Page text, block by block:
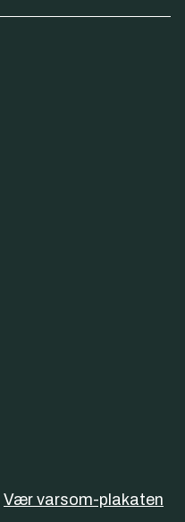
Vær varsom-plakaten